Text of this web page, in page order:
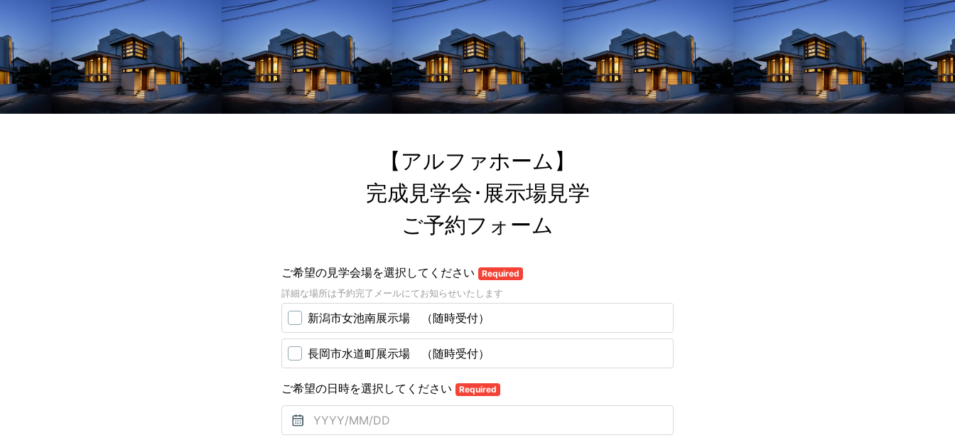
【アルファホーム】
完成見学会･展示場見学
ご予約フォーム
ご希望の見学会場を選択してください Required
詳細な場所は予約完了メールにてお知らせいたします
新潟市女池南展示場 （随時受付）
長岡市水道町展示場 （随時受付）
ご希望の日時を選択してください Required